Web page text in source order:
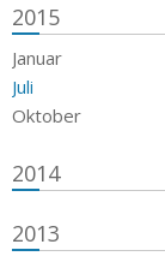
2015
Januar
Juli
Oktober
2014
2013